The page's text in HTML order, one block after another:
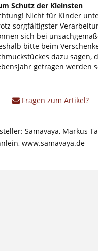
Schutz der Kleinsten
Nicht für Kinder
sorgfältigster
sich bei
bitte beim
dazu sagen,
getragen werden
Fragen zum Artikel?
Samavaya, Markus
www.samavaya.de